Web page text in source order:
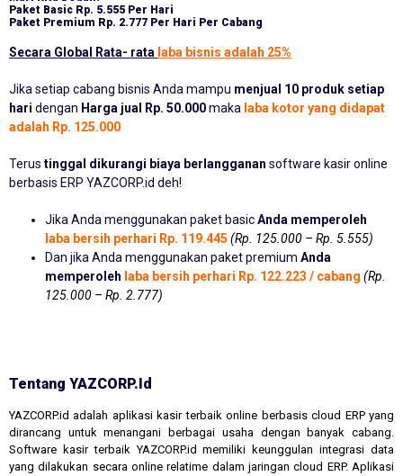
Paket Basic Rp. 5.555 Per Hari
Paket Premium Rp. 2.777 Per Hari Per Cabang
Secara Global Rata- rata laba bisnis adalah 25%
Jika setiap cabang bisnis Anda mampu menjual 10 produk setiap
hari dengan Harga jual Rp. 50.000maka laba kotor yang didapat
adalah Rp. 125.000
Terus tinggal dikurangi biaya berlangganan software kasir online
berbasis ERP YAZCORP.id deh!
Jika Anda menggunakan paket basicAnda memperoleh
laba bersih perhari Rp. 119.445 (Rp. 125.000 – Rp. 5.555)
Dan jika Anda menggunakan paket premium Anda
memperoleh laba bersih perhari Rp. 122.223 / cabang (Rp.
125.000 – Rp. 2.777)
Tentang YAZCORP.id
YAZCORP.id adalah aplikasi kasir terbaik online berbasis cloud ERP yang
dirancang untuk menangani berbagai usaha dengan banyak cabang.
Software kasir terbaik YAZCORP.id memiliki keunggulan integrasi data
yang dilakukan secara online relatime dalam jaringan cloud ERP. Aplikasi